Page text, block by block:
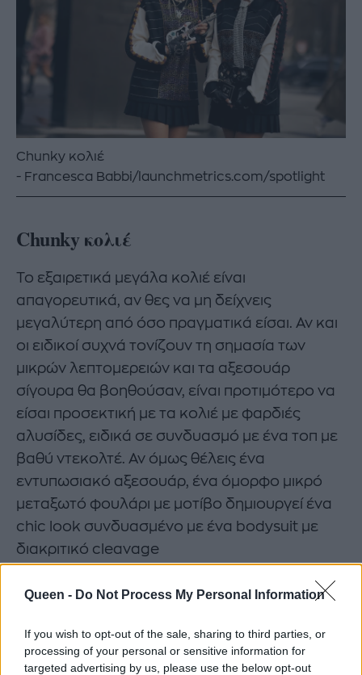
Queen - Do Not Process My Personal Information
If you wish to opt-out of the sale, sharing to third parties, or
processing of your personal or sensitive information for
targeted advertising by us, please use the below opt-out
Chunky κολιέ
Francesca Babbi/launchmetrics.com/spotlight
Chunky κολιέ
Το εξαιρετικά μεγάλα κολιέ είναι
απαγορευτικά, αν θες να μη δείχνεις
μεγαλύτερη από όσο πραγματικά είσαι. Αν και
οι ειδικοί συχνά τονίζουν τη σημασία των
μικρών λεπτομερειών και τα αξεσουάρ
σίγουρα θα βοηθούσαν, είναι προτιμότερο να
είσαι προσεκτική με τα κολιέ με φαρδιές
αλυσίδες, ειδικά σε συνδυασμό με ένα τοπ με
βαθύ ντεκολτέ. Αν όμως θέλεις ένα
εντυπωσιακό αξεσουάρ, ένα όμορφο μικρό
μεταξωτό φουλάρι με μοτίβο δημιουργεί ένα
chic look συνδυασμένο με ένα bodysuit με
διακριτικό cleavage